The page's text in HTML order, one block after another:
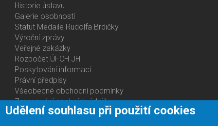
Historie ústavu
Galerie osobností
Statut Medaile Rudolfa Brdičky
Bottom
Menu
About
Us
Výroční zprávy
Veřejné zakázky
Rozpočet ÚFCH JH
Poskytování informací
Právní předpisy
Všeobecné obchodní podmínky
Zpracování osobních údajů
Prohlášení o přístupnosti
Udělení souhlasu při použití cookies